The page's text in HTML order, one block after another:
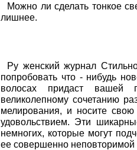
Можно ли сделать тонкое
лишнее.
Ру женский журнал
попробовать что - нибудь
волосах придаст вашей
великолепному сочетанию
мелирования, и носите
удовольствием. Эти
немногих, которые могут
ее совершенно